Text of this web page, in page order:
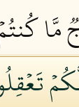
مَّا